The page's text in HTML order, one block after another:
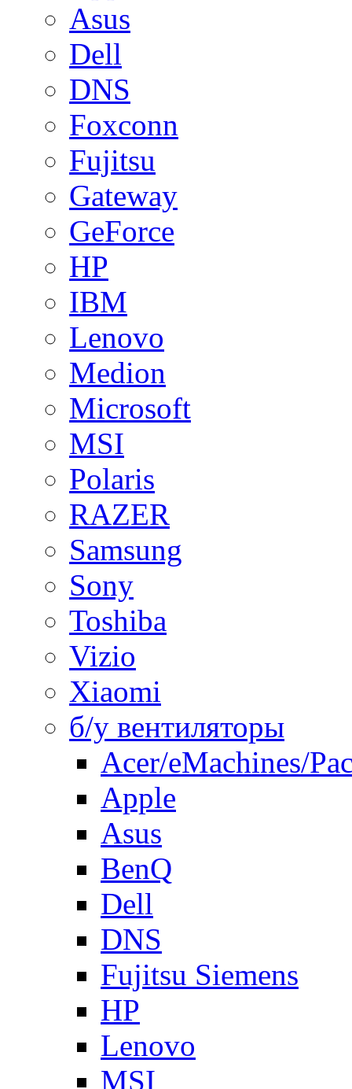
Asus
Dell
DNS
Foxconn
Fujitsu
Gateway
GeForce
HP
IBM
Lenovo
Medion
Microsoft
MSI
Polaris
RAZER
Samsung
Sony
Toshiba
Vizio
Xiaomi
б/у вентиляторы
Acer/eMachines/
Apple
Asus
BenQ
Dell
DNS
Fujitsu Siemens
HP
Lenovo
MSI